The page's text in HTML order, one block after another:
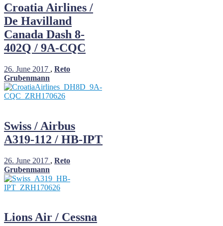
Croatia Airlines /
De Havilland
Canada Dash 8-
402Q / 9A-CQC
26. June 2017 , Reto
Grubenmann
Swiss / Airbus
A319-112 / HB-IPT
26. June 2017 , Reto
Grubenmann
Lions Air / Cessna